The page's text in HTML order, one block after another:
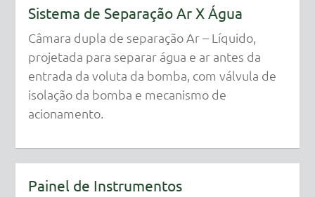
Sistema de Separação Ar X Água
Câmara dupla de separação Ar – Líquido,
projetada para separar água e ar antes da
entrada da voluta da bomba, com válvula de
isolação da bomba e mecanismo de
acionamento.
Painel de Instrumentos